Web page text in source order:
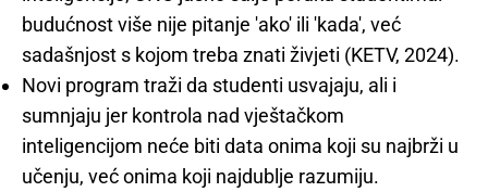
budućnost više nije pitanje 'ako' ili 'kada', već
sadašnjost s kojom treba znati živjeti (KETV, 2024).
Novi program traži da studenti usvajaju, ali i
sumnjaju jer kontrola nad vještačkom
inteligencijom neće biti data onima koji su najbrži u
učenju, već onima koji najdublje razumiju.